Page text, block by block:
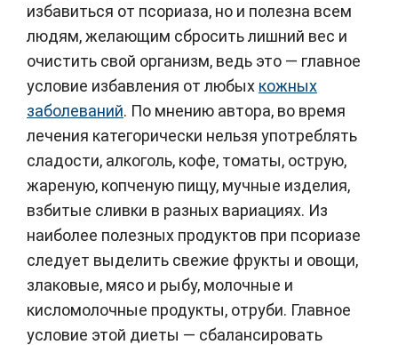
избавиться от псориаза, но и полезна всем
людям, желающим сбросить лишний вес и
очистить свой организм, ведь это — главное
условие избавления от любых кожных
заболеваний. По мнению автора, во время
лечения категорически нельзя употреблять
сладости, алкоголь, кофе, томаты, острую,
жареную, копченую пищу, мучные изделия,
взбитые сливки в разных вариациях. Из
наиболее полезных продуктов при псориазе
следует выделить свежие фрукты и овощи,
злаковые, мясо и рыбу, молочные и
кисломолочные продукты, отруби. Главное
условие этой диеты — сбалансировать